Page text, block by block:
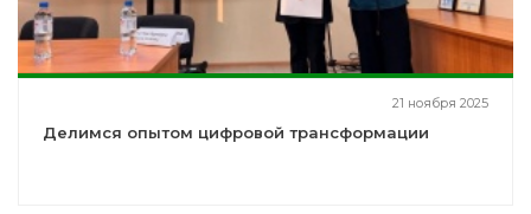
21 ноября 2025
Делимся опытом цифровой трансформации